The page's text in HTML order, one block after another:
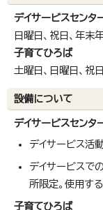
デイサービスセンタ
日曜日、祝日、年末
子育てひろば
土曜日、日曜日、祝
設備について
デイサービスセンタ
デイサービス活動
デイサービスで
所限定。使用す
子育てひろば